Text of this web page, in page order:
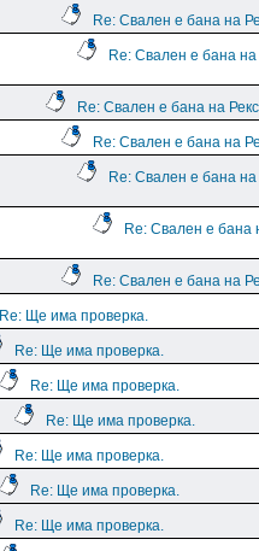
Re: Свален е бана на
Re: Свален е бана на
Re: Свален е бана на
Re: Свален е бана на
Re: Свален е бана на
Re: Свален е бана
Re: Свален е бана на
Re: Ще има проверка.
Re: Ще има проверка.
Re: Ще има проверка.
Re: Ще има проверка.
Re: Ще има проверка.
Re: Ще има проверка.
Re: Ще има проверка.